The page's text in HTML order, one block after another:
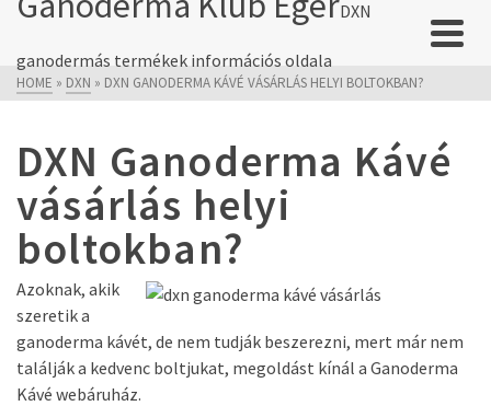
DXN
ganodermás termékek információs oldala
HOME » DXN » DXN GANODERMA KÁVÉ VÁSÁRLÁS HELYI BOLTOKBAN?
DXN Ganoderma Kávé
vásárlás helyi
boltokban?
Azoknak, akik
szeretik a
ganoderma kávét, de nem tudják beszerezni, mert már nem
találják a kedvenc boltjukat, megoldást kínál a Ganoderma
Kávé webáruház.